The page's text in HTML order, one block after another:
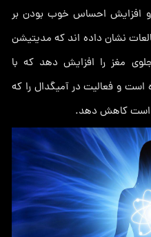
افزایش احساس خوب بودن بر
نشان داده اند که مدیتیشن
مغز را افزایش دهد که با
و فعالیت در آمیگدال را که
است کاهش دهد.